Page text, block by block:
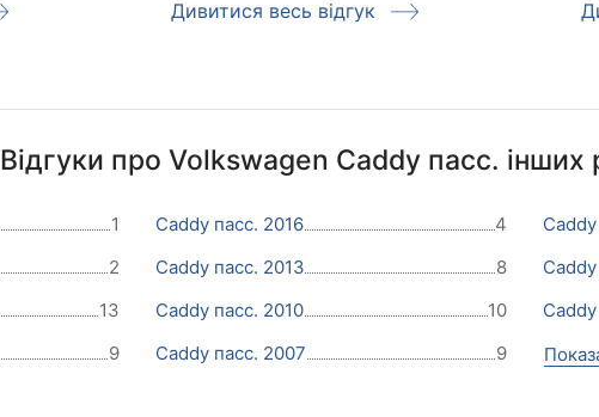
Дивитися весь відгук
Відгуки про Volkswagen Caddy пасс. інших
1 Caddy пасс. 2016 4
2 Caddy пасс. 2013 8
13 Caddy пасс. 2010 10
9 Caddy пасс. 2007 9